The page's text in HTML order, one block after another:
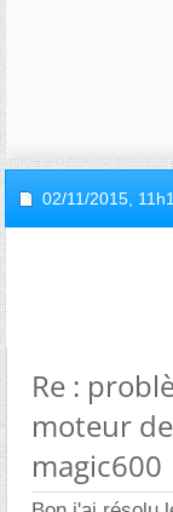
02/11/2015,
Re :
moteur
magic600